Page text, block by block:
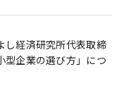
経済研究所代表取締
企業の選び方」につ